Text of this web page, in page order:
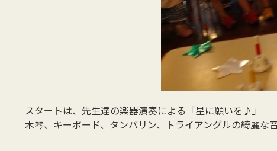
スタートは、先生達の楽器演奏による「星に願いを♪」
木琴、キーボード、タンバリン、トライアングルの綺麗な